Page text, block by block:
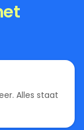
Alles staat